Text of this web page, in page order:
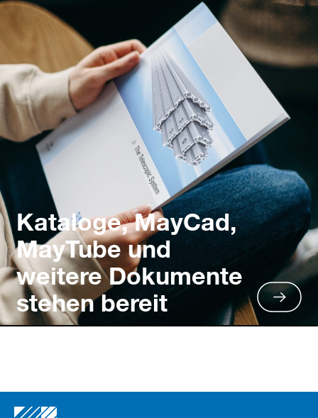
Kataloge, MayCad,
MayTube und
weitere Dokumente
stehen bereit